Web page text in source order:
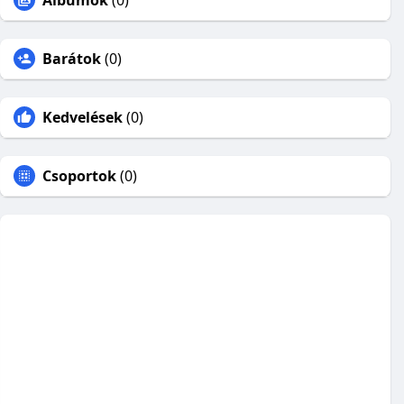
Barátok(0)
Kedvelések(0)
Csoportok(0)